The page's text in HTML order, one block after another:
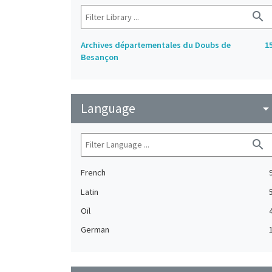
search
Archives départementales du Doubs de
Besançon
Language
search
French
Latin
Oïl
German